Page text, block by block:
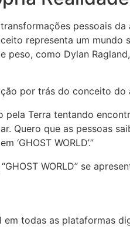
pessoais
representa um
peso, como Dylan
por trás do conceito do
pela Terra tentando
Quero que as pessoas
‘GHOST WORLD’.”
WORLD” se
em todas as plataformas